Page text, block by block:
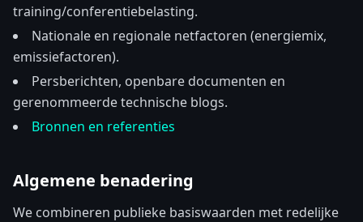
training/conferentiebelasting.
Nationale en regionale netfactoren (energiemix,
emissiefactoren).
Persberichten, openbare documenten en
gerenommeerde technische blogs.
Bronnen en referenties
Algemene benadering
We combineren publieke basiswaarden met redelijke